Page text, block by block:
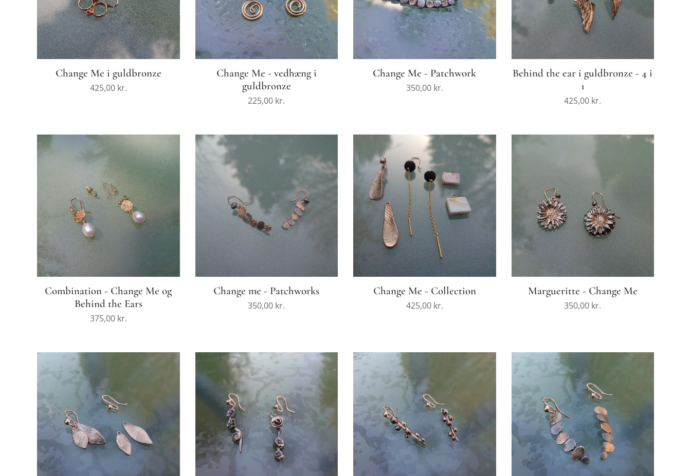
Change Me i guldbronze
425,00kr.
Change Me - vedhæng i
guldbronze
225,00 kr.
Change Me - Patchwork
350,00kr.
Behind the ear i guldbronze - 4 i
1
425,00 kr.
Combination - Change Me og
Behind the Ears
375,00kr.
Change me - Patchworks
350,00 kr.
Change Me - Collection
425,00kr.
Margueritte - Change Me
350,00 kr.